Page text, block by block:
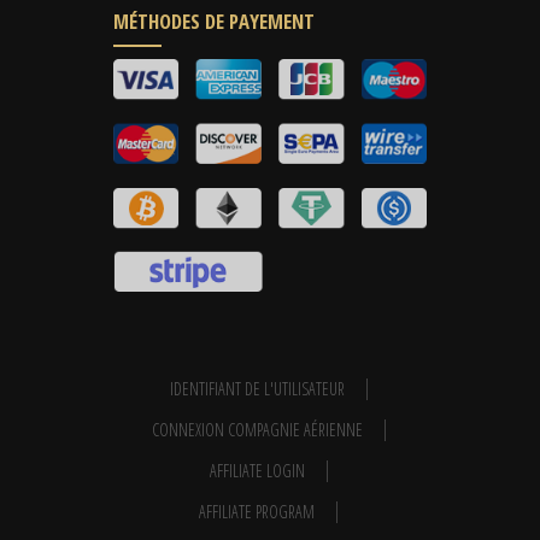
MÉTHODES DE PAYEMENT
IDENTIFIANT DE L'UTILISATEUR
CONNEXION COMPAGNIE AÉRIENNE
AFFILIATE LOGIN
AFFILIATE PROGRAM